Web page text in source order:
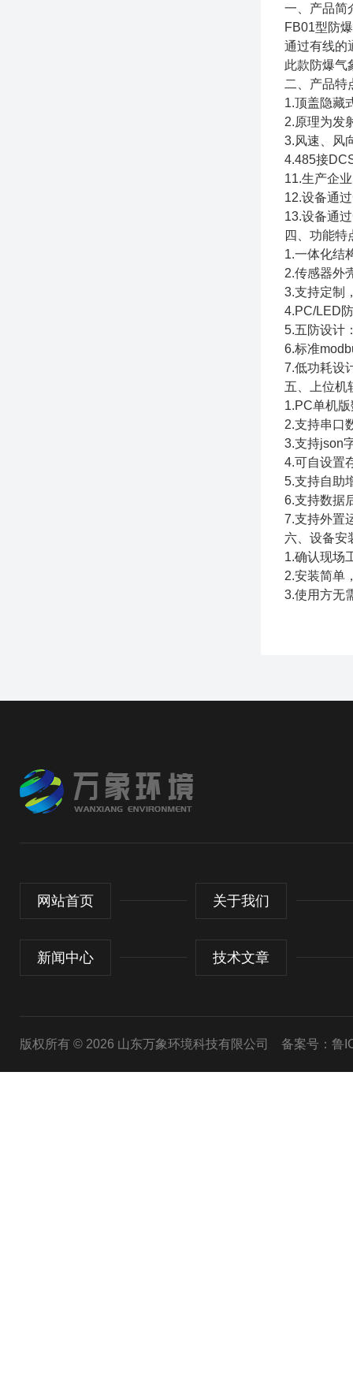
一、产品简
FB01型防
通过有线的
此款防爆气
二、产品特
1.顶盖隐藏
2.原理为发
3.风速、风
4.485接
11.生产企
12.设备通
13.设备通
四、功能特
1.一体化结
2.传感器外
3.支持定制
4.PC/LED
5.五防设计
6.标准
7.低功耗设
五、上位机
1.PC单机
2.支持串口
3.支持json
4.可自设置
5.支持自助
6.支持数据
7.支持外置
六、设备安
1.确认现场
2.安装简单
3.使用方无
网站首页 关于我们
新闻中心 技术文章
版权所有 © 2026 山东万象环境科技有限公司 备案号：鲁